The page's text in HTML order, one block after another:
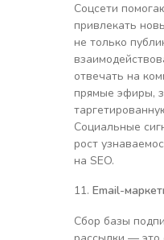
Соцсети
привлекать
не только
отвечать на
прямые эфиры,
Социальные
рост
на SEO.
Email-
Сбор базы